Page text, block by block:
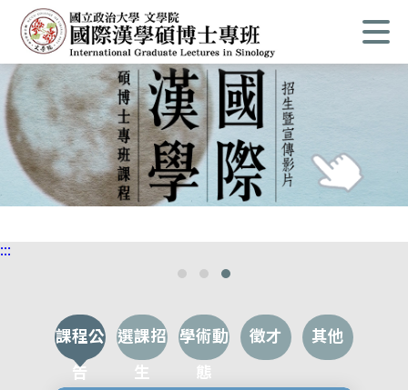
:::
課程公
告
選課招
生
學術動
態
徵才 其他